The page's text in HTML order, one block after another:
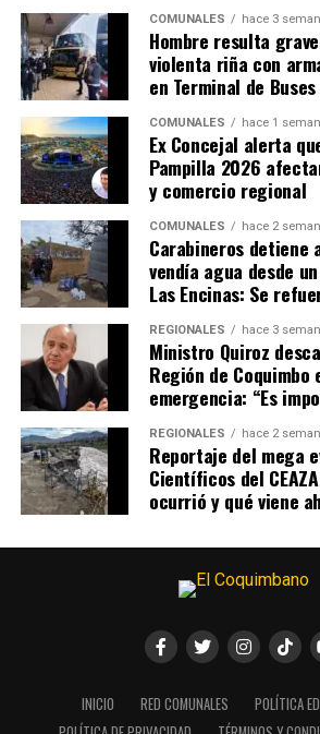
COMUNALES hace 3
Hombre resulta
violenta riña con
en Terminal de
COMUNALES hace 1
Ex Concejal alerta
Pampilla 2026
y comercio regional
COMUNALES hace 2
Carabineros detiene
vendía agua desde
Las Encinas: Se
REGIONALES hace 3
Ministro Quiroz
Región de Coquimbo
emergencia: “Es
REGIONALES hace 2
Reportaje del mega
Científicos del
ocurrió y qué viene
INICIO RED COMUNALES
POLÍTICA